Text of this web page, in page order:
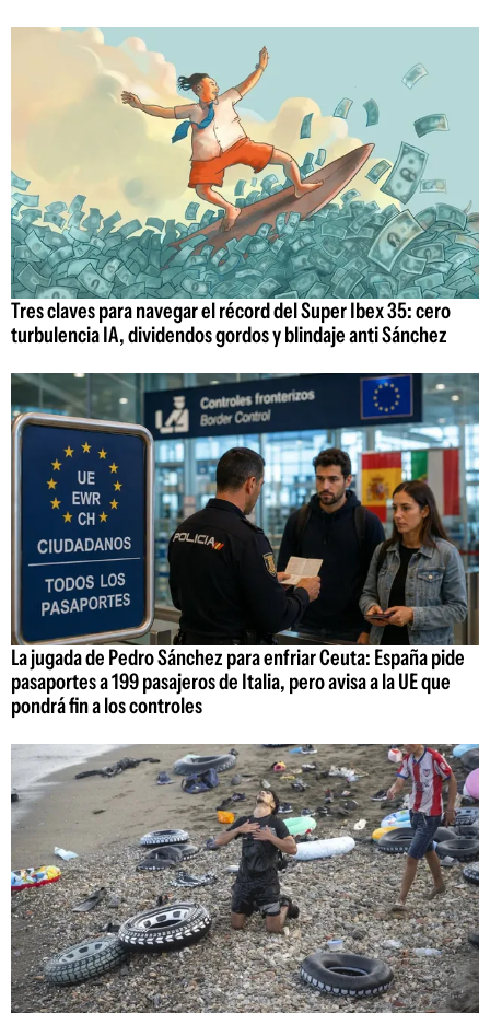
Tres claves para navegar el récord del Super Ibex 35: cero
turbulencia IA, dividendos gordos y blindaje anti Sánchez
La jugada de Pedro Sánchez para enfriar Ceuta: España pide
pasaportes a 199 pasajeros de Italia, pero avisa a la UE que
pondrá fin a los controles